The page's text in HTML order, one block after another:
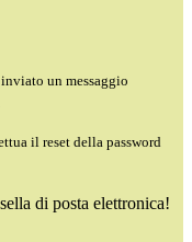
un messaggio
il reset della password
di posta elettronica!